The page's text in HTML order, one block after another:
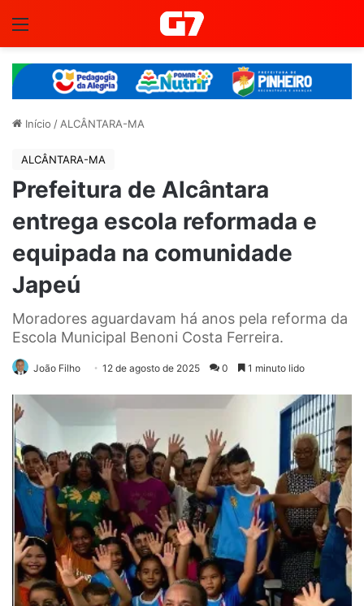
Início / ALCÂNTARA-MA
ALCÂNTARA-MA
Prefeitura de Alcântara
entrega escola reformada e
equipada na comunidade
Japeú
Moradores aguardavam há anos pela reforma da
Escola Municipal Benoni Costa Ferreira.
João Filho 12 de agosto de 2025 0 1 minuto lido